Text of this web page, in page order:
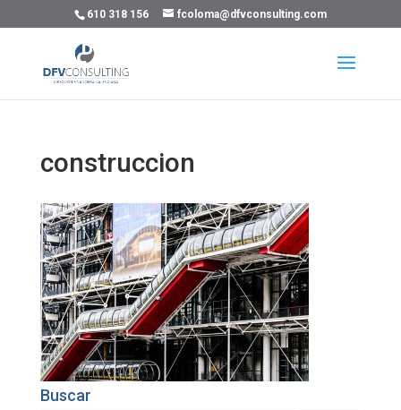
610 318 156 fcoloma@dfvconsulting.com
construccion
Buscar